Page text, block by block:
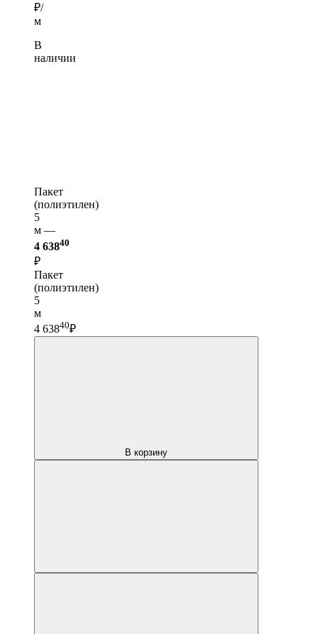
₽/
м
В
наличии
Пакет
(полиэтилен)
5
м —
4 63840
₽
Пакет
(полиэтилен)
5
м
4 63840₽
В корзину